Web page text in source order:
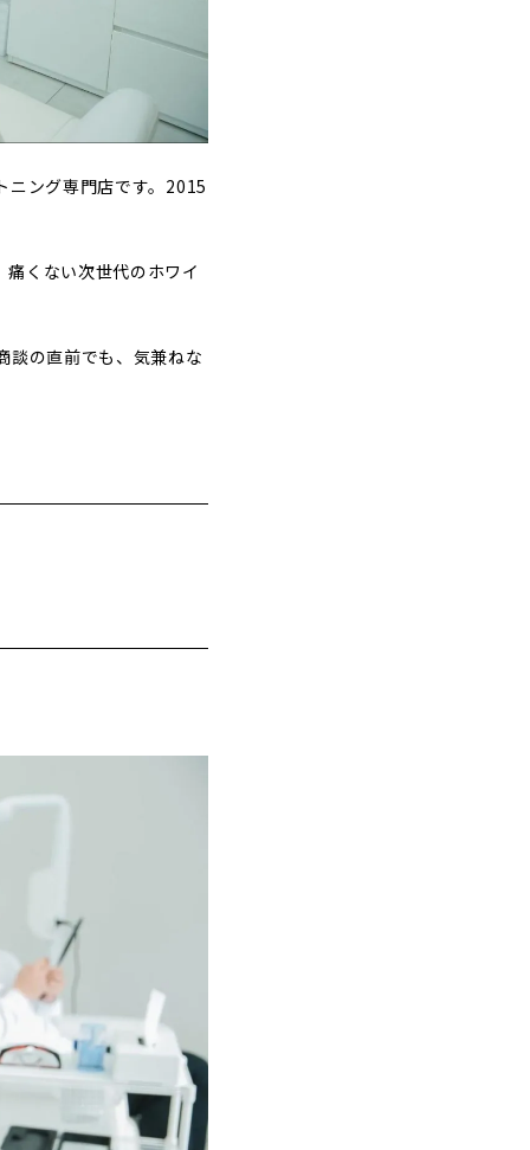
ニング専門店です。2015
くない次世代のホワイ
談の直前でも、気兼ねな